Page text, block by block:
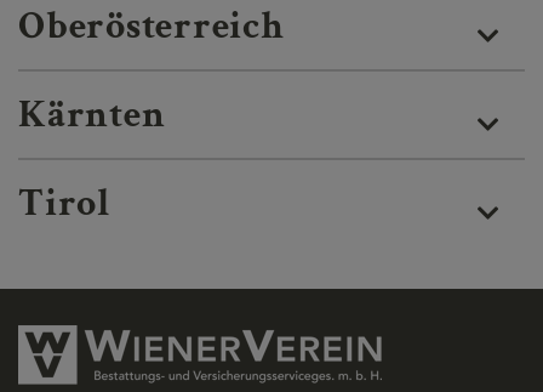
Oberösterreich
Kärnten
Tirol